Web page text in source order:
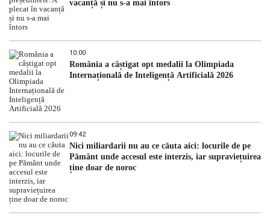
vacanță și nu s-a mai întors
10:00
România a câștigat opt medalii la Olimpiada
Internațională de Inteligență Artificială 2026
09:42
Nici miliardarii nu au ce căuta aici: locurile de pe
Pământ unde accesul este interzis, iar supraviețuirea
ține doar de noroc